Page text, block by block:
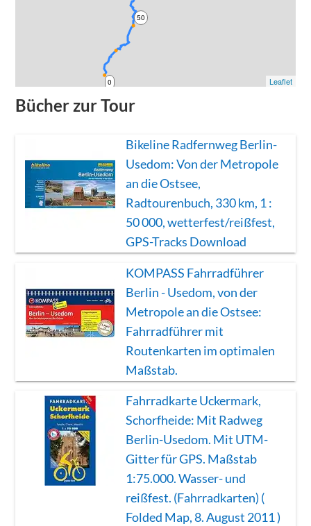
0
50
Leaflet
Bücher zur Tour
Bikeline Radfernweg Berlin-
Usedom: Von der Metropole
an die Ostsee,
Radtourenbuch, 330 km, 1 :
50 000, wetterfest/reißfest,
GPS-Tracks Download
KOMPASS Fahrradführer
Berlin - Usedom, von der
Metropole an die Ostsee:
Fahrradführer mit
Routenkarten im optimalen
Maßstab.
Fahrradkarte Uckermark,
Schorfheide: Mit Radweg
Berlin-Usedom. Mit UTM-
Gitter für GPS. Maßstab
1:75.000. Wasser- und
reißfest. (Fahrradkarten) (
Folded Map, 8. August 2011 )